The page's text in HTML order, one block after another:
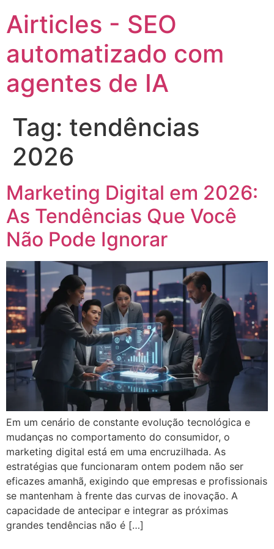
Airticles - SEO
automatizado com
agentes de IA
Tag: tendências
2026
Marketing Digital em 2026:
As Tendências Que Você
Não Pode Ignorar
Em um cenário de constante evolução tecnológica e
mudanças no comportamento do consumidor, o
marketing digital está em uma encruzilhada. As
estratégias que funcionaram ontem podem não ser
eficazes amanhã, exigindo que empresas e profissionais
se mantenham à frente das curvas de inovação. A
capacidade de antecipar e integrar as próximas
grandes tendências não é […]